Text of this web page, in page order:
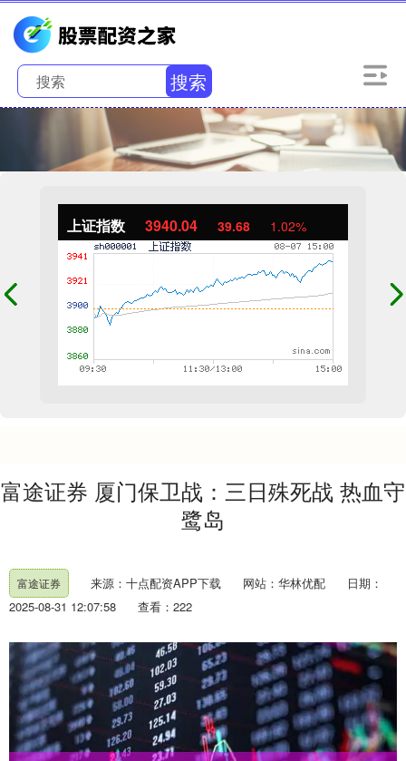
搜索
上证指数 3940.04 39.68 1.02%
富途证券 厦门保卫战：三日殊死战 热血守
鹭岛
富途证券 来源：十点配资APP下载 网站：华林优配
日期：
2025-08-31 12:07:58
查看：222